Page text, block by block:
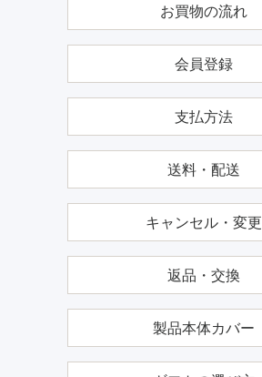
お買物の流れ
会員登録
支払方法
送料・配送
キャンセル・変更
返品・交換
製品本体カバー